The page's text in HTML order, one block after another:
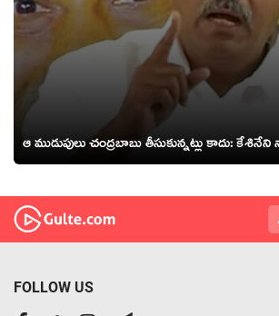
ఆ ముడుపులు చంద్రబాబు తీసుకున్నట్లు కాదు:
FOLLOW US